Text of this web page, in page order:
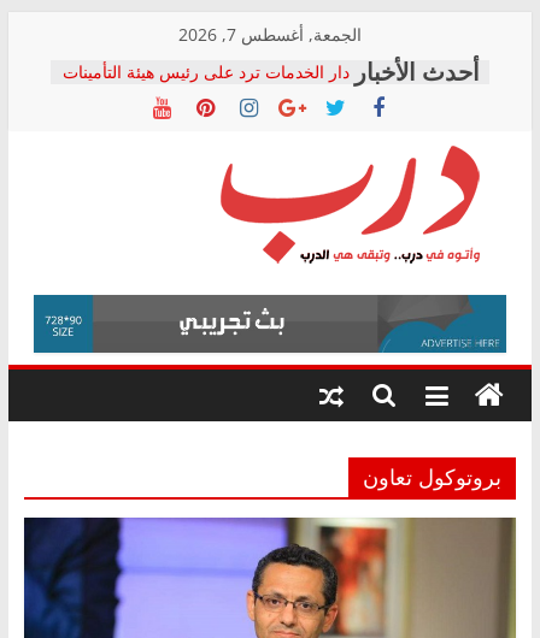
content
الجمعة, أغسطس 7, 2026
دار الخدمات ترد على رئيس هيئة التأمينات
بعد مؤتمره الصحفي: إنكار الأزمة لا ينهي
معاناة أصحاب المعاشات.. ونطالب بكشف
فرحات سليمان يكتب: القطاع الصحي إلى
أين؟
حزب التحالف الشعبي يطلق لجنة “الحق
في الصحة” بالإسكندرية لرصد الانتهاكات
ودعم المرضى
الوزاري لمدينة الصحفيين.. وانتهاء أعمال
إنشاء المبنى الإداري
المجلس القومي لحقوق الإنسان يعلن
متابعة قضية الدكتور محمد زهران.. ويؤكد:
قرينة البراءة وضمانات المحاكمة العادلة
درب
وأتوه
درب..
وتبقى
هي
بروتوكول تعاون